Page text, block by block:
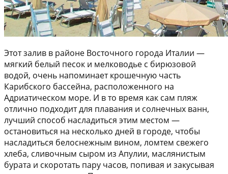
Этот залив в районе Восточного города Италии —
мягкий белый песок и мелководье с бирюзовой
водой, очень напоминает крошечную часть
Карибского бассейна, расположенного на
Адриатическом море. И в то время как сам пляж
отлично подходит для плавания и солнечных ванн,
лучший способ насладиться этим местом —
остановиться на несколько дней в городе, чтобы
насладиться белоснежным вином, ломтем свежего
хлеба, сливочным сыром из Апулии, маслянистым
бурата и скоротать пару часов, попивая и закусывая